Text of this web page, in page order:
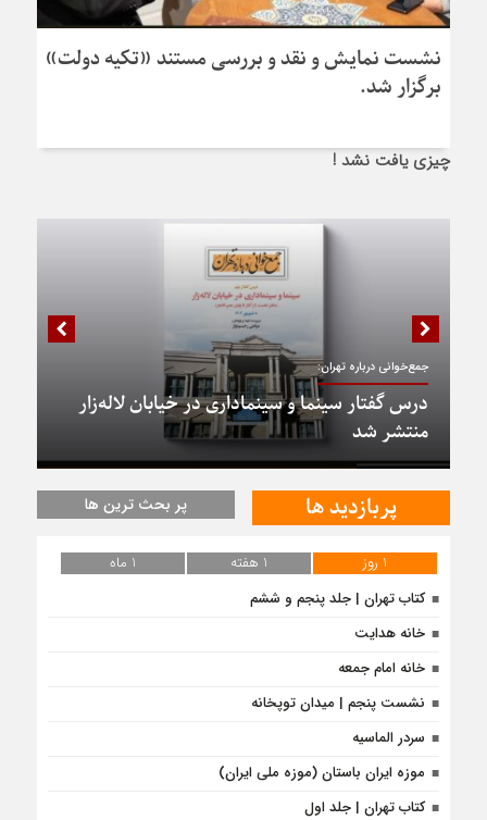
نشست نمایش و نقد و بررسی مستند «تکیه دولت»
برگزار شد.
چیزی یافت نشد !
جمع‌خوانی درباره تهران:
درس گفتار سینما و سینماداری در خیابان لاله‌زار
منتشر شد
پربازدید ها پر بحث ترین ها
1 روز 1 هفته
1 ماه
کتاب تهران | جلد پنجم و ششم
خانه هدایت
خانه امام جمعه
نشست پنجم | میدان توپخانه
سردر الماسیه
موزه ایران باستان (موزه ملی ایران)
کتاب تهران | جلد اول